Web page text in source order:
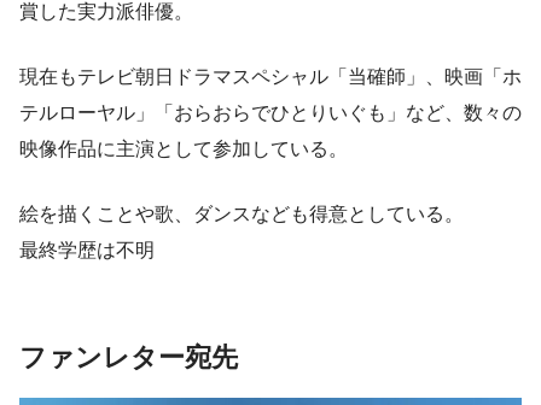
賞した実力派俳優。
現在もテレビ朝日ドラマスペシャル「当確師」、映画「ホ
テルローヤル」「おらおらでひとりいぐも」など、数々の
映像作品に主演として参加している。
絵を描くことや歌、ダンスなども得意としている。
最終学歴は不明
ファンレター宛先